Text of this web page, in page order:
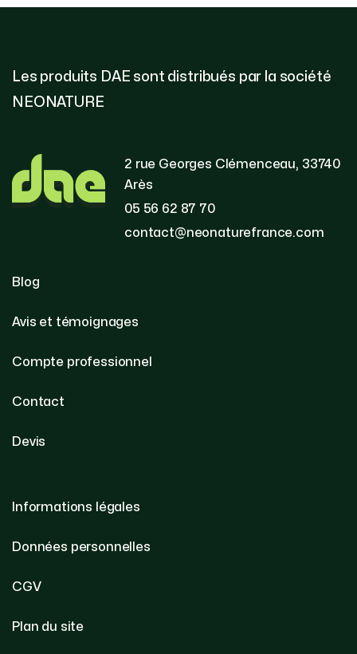
Les produits DAE sont distribués par la société
NEONATURE
2 rue Georges Clémenceau, 33740
Arès
05 56 62 87 70
contact@neonaturefrance.com
Blog
Avis et témoignages
Compte professionnel
Contact
Devis
Informations légales
Données personnelles
CGV
Plan du site